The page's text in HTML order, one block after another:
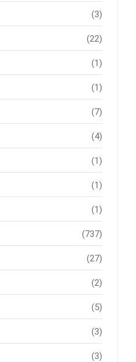
(3)
(22)
(1)
(1)
(7)
(4)
(1)
(1)
(1)
(737)
(27)
(2)
(5)
(3)
(3)